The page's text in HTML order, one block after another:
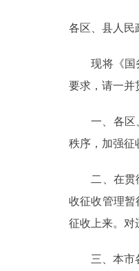
政务服务
政民互动
各区、县人民
现将《国务
要求，请一并
一、各区、
秩序，加强征
二、在贯彻
收征收管理暂
征收上来。对
三、本市各